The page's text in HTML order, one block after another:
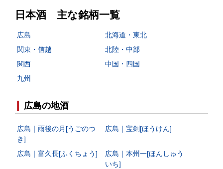
日本酒 主な銘柄一覧
広島
北海道・東北
関東・信越
北陸・中部
関西
中国・四国
九州
広島の地酒
広島｜雨後の月[うごのつ
き]
広島｜宝剣[ほうけん]
広島｜富久長[ふくちょう]
広島｜本州一[ほんしゅう
いち]